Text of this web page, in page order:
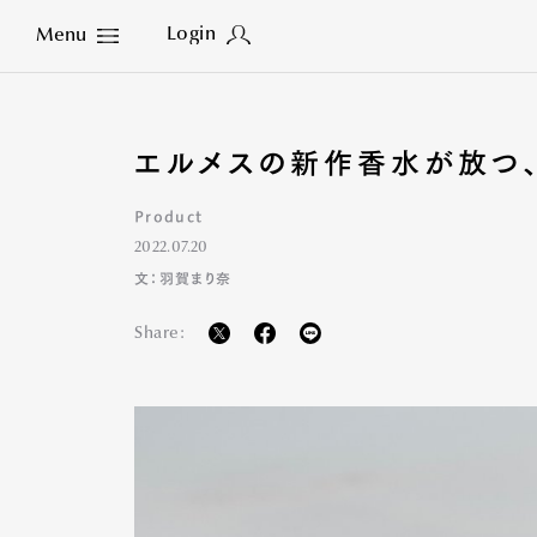
Menu Login
Close
エルメスの新作香水が放つ
Product
2022.07.20
文：羽賀まり奈
Share: